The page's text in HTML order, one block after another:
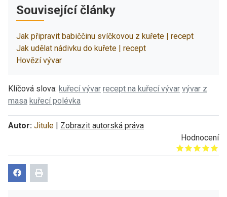
Související články
Jak připravit babiččinu svíčkovou z kuřete | recept
Jak udělat nádivku do kuřete | recept
Hovězí vývar
Klíčová slova: kuřecí vývar recept na kuřecí vývar vývar z
masa kuřecí polévka
Autor: Jitule | Zobrazit autorská práva
Hodnocení
Give it 1/5
Give it 2/5
Give it 3/5
Give it 4/5
Give it 5/5